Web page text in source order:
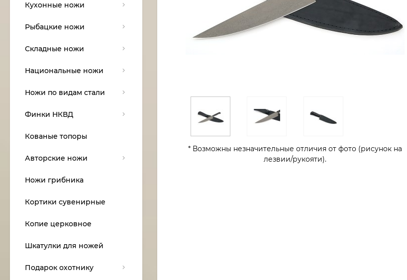
* Возможны незначительные отличия от фото (рисунок на
лезвии/рукояти).
Кухонные ножи
Рыбацкие ножи
Складные ножи
Национальные ножи
Ножи по видам стали
Финки НКВД
Кованые топоры
Авторские ножи
Ножи грибника
Кортики сувенирные
Копие церковное
Шкатулки для ножей
Подарок охотнику